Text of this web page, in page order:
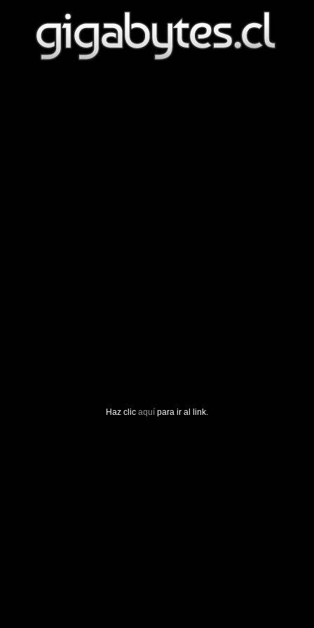
Haz clic aquí para ir al link.